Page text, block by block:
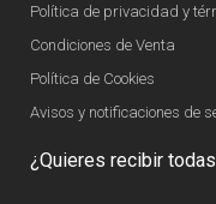
Política de privacidad y
Condiciones de Venta
Política de Cookies
Avisos y notificaciones de
¿Quieres recibir